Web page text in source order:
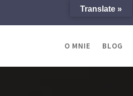
O MNIE BLOG
Translate »